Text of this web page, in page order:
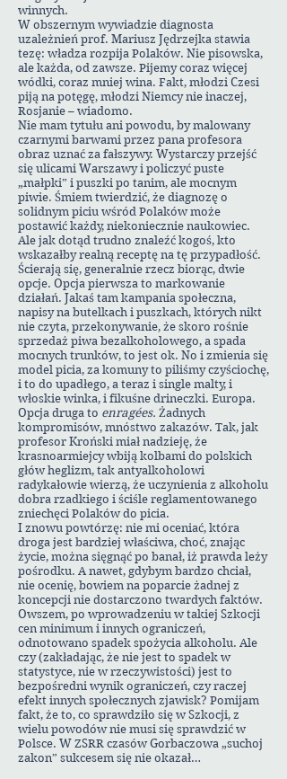
winnych.
W obszernym wywiadzie diagnosta
uzależnień prof. Mariusz Jędrzejka stawia
tezę: władza rozpija Polaków. Nie pisowska,
ale każda, od zawsze. Pijemy coraz więcej
wódki, coraz mniej wina. Fakt, młodzi Czesi
piją na potęgę, młodzi Niemcy nie inaczej,
Rosjanie – wiadomo.
Nie mam tytułu ani powodu, by malowany
czarnymi barwami przez pana profesora
obraz uznać za fałszywy. Wystarczy przejść
się ulicami Warszawy i policzyć puste
„małpki” i puszki po tanim, ale mocnym
piwie. Śmiem twierdzić, że diagnozę o
solidnym piciu wśród Polaków może
postawić każdy, niekoniecznie naukowiec.
Ale jak dotąd trudno znaleźć kogoś, kto
wskazałby realną receptę na tę przypadłość.
Ścierają się, generalnie rzecz biorąc, dwie
opcje. Opcja pierwsza to markowanie
działań. Jakaś tam kampania społeczna,
napisy na butelkach i puszkach, których nikt
nie czyta, przekonywanie, że skoro rośnie
sprzedaż piwa bezalkoholowego, a spada
mocnych trunków, to jest ok. No i zmienia się
model picia, za komuny to piliśmy czyściochę,
i to do upadłego, a teraz i single malty, i
włoskie winka, i fikuśne drineczki. Europa.
Opcja druga to enragées. Żadnych
kompromisów, mnóstwo zakazów. Tak, jak
profesor Kroński miał nadzieję, że
krasnoarmiejcy wbiją kolbami do polskich
głów heglizm, tak antyalkoholowi
radykałowie wierzą, że uczynienia z alkoholu
dobra rzadkiego i ściśle reglamentowanego
zniechęci Polaków do picia.
I znowu powtórzę: nie mi oceniać, która
droga jest bardziej właściwa, choć, znając
życie, można sięgnąć po banał, iż prawda leży
pośrodku. A nawet, gdybym bardzo chciał,
nie ocenię, bowiem na poparcie żadnej z
koncepcji nie dostarczono twardych faktów.
Owszem, po wprowadzeniu w takiej Szkocji
cen minimum i innych ograniczeń,
odnotowano spadek spożycia alkoholu. Ale
czy (zakładając, że nie jest to spadek w
statystyce, nie w rzeczywistości) jest to
bezpośredni wynik ograniczeń, czy raczej
efekt innych społecznych zjawisk? Pomijam
fakt, że to, co sprawdziło się w Szkocji, z
wielu powodów nie musi się sprawdzić w
Polsce. W ZSRR czasów Gorbaczowa „suchoj
zakon” sukcesem się nie okazał…